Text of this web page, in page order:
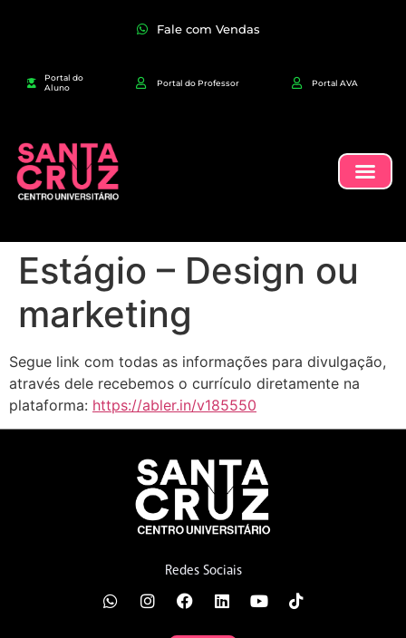
Fale com Vendas
Portal do
Aluno
Portal do Professor Portal AVA
Estágio – Design ou
marketing
Segue link com todas as informações para divulgação,
através dele recebemos o currículo diretamente na
plataforma: https://abler.in/v185550
Redes Sociais